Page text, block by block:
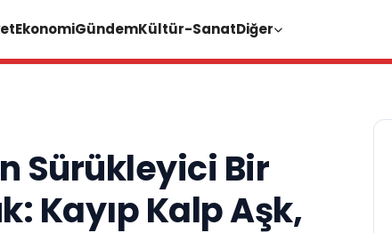
EkonomiGündemKültür-SanatDiğer
Sürükleyici Bir
Kayıp Kalp Aşk,